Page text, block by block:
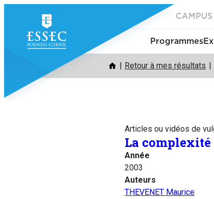
contenu
CAMPUS
Programmes
Retour à mes résultats
Articles ou vidéos de
La
Année
2003
Auteurs
THEVENET Maurice